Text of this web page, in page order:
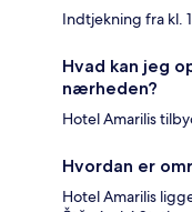
Indtjekning fra kl.
Hvad kan jeg
nærheden?
Hotel Amarilis
Hvordan er
Hotel Amarilis